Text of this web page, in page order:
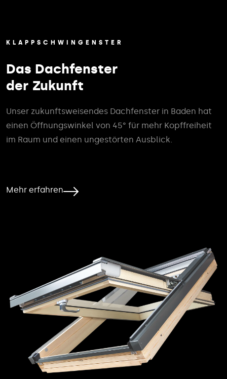
KLAPPSCHWINGENSTER
Das Dachfenster
der Zukunft
Unser zukunftsweisendes Dachfenster in Baden hat
einen Öffnungswinkel von 45° für mehr Kopffreiheit
im Raum und einen ungestörten Ausblick.
Mehr erfahren